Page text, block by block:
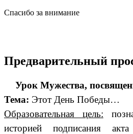
Спасибо за внимание
Предварительный
Урок Мужества,
Тема: Этот День Победы…
Образовательная цель:
историей подписания